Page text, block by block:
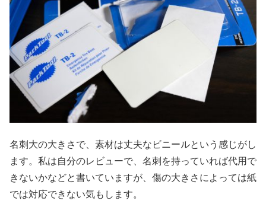
名刺大の大きさで、素材は丈夫なビニールという感じがし
ます。私は自分のレビューで、名刺を持っていれば代用で
きないかなどと書いていますが、傷の大きさによっては紙
では対応できない気もします。